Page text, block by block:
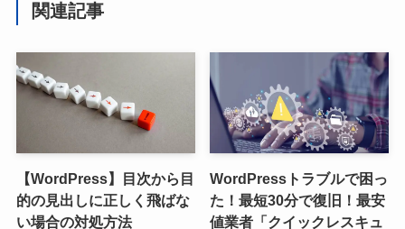
関連記事
【WordPress】目次から目
的の見出しに正しく飛ばな
い場合の対処方法
WordPressトラブルで困っ
た！最短30分で復旧！最安
値業者「クイックレスキュ